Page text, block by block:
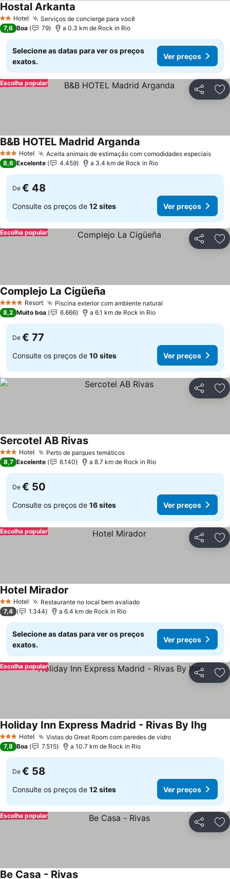
2 Estrelas
Hotel Serviços de concierge para você
Hostal Arkanta
7,6 Boa 79 a 0.3 km de Rock in Rio
Selecione as datas para ver os preços
exatos.
Ver preços
Partilhar
Escolha popular
3 EstrelasHotel Aceita animais de estimação com comodidades especiais
B&B HOTEL Madrid Arganda
8,6 Excelente 4.459 a 3.4 km de Rock in Rio
De € 48
Consulte os preços de 12 sites Ver preços
Partilhar
Escolha popular
4 EstrelasResort Piscina exterior com ambiente natural
Complejo La Cigüeña
8,2 Muito boa 6.666 a 6.1 km de Rock in Rio
De € 77
Consulte os preços de 10 sites Ver preços
Partilhar
3 EstrelasHotel Perto de parques temáticos
Sercotel AB Rivas
8,7 Excelente 6.140 a 8.7 km de Rock in Rio
De € 50
Consulte os preços de 16 sites Ver preços
Partilhar
Escolha popular
2 Estrelas
Hotel Restaurante no local bem avaliado
Hotel Mirador
7,4 1.344 a 6.4 km de Rock in Rio
Selecione as datas para ver os preços
exatos.
Ver preços
Partilhar
Escolha popular
3 EstrelasHotel Vistas do Great Room com paredes de vidro
Holiday Inn Express Madrid - Rivas By Ihg
7,8 Boa 7.515 a 10.7 km de Rock in Rio
De € 58
Consulte os preços de 12 sites Ver preços
Partilhar
Escolha popular
Be Casa - Rivas